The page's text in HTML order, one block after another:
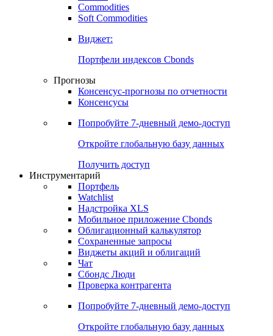
Commodities
Золото
Бензин
Soft Commodities
Виджет:
Портфели индексов Cbonds
Прогнозы
Консенсусы
Попробуйте7-дневный
Откройте глобальную базу данных
Получить доступ
Инструментарий
Портфель
Watchlist
Надстройка XLS
Мобильное приложение Cbonds
Облигационный калькулятор
Сохраненные запросы
Чат
Проверка контрагента